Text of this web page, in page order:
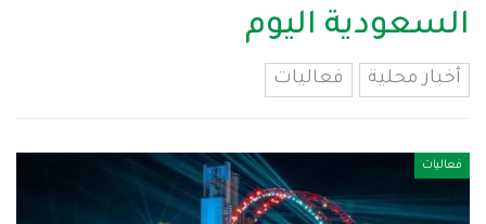
السعودية اليوم
أخبار محلية فعاليات
فعاليات